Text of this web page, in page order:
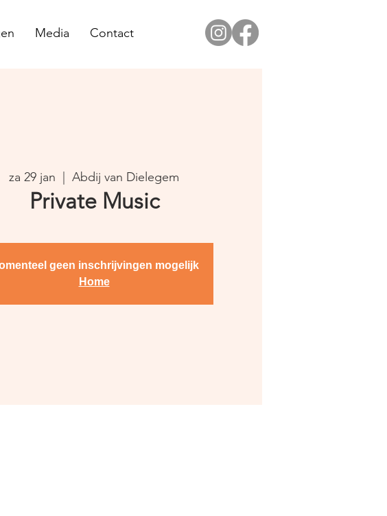
Media Contact
za 29 jan
  |
Abdij van Dielegem
Private Music
geen inschrijvingen mogelijk
Home